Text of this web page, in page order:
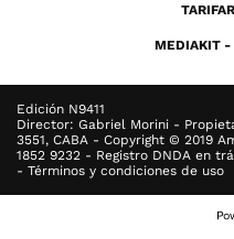
MEDIAKIT
Edición N9411
Director: Gabriel Morini -
3551, CABA - Copyright © 2019
1852 9232 - Registro DNDA en
- Términos y condiciones de uso